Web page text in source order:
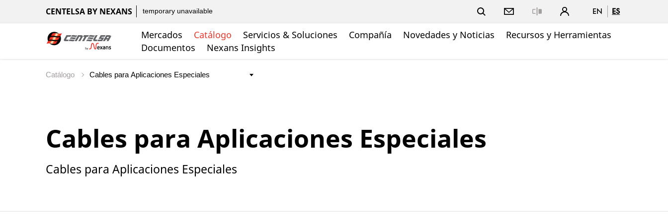
CENTELSA BY NEXANS temporary unavailable EN ES
Mercados Catálogo Servicios & Soluciones Compañía Novedades y Noticias
Recursos y Herramientas
Documentos
Nexans Insights
Catálogo
Cables para Aplicaciones Especiales
Cables para Aplicaciones Especiales